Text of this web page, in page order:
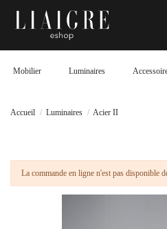
Mobilier Luminaires
Accueil Luminaires Acier II
La commande en ligne n'est pas disponible